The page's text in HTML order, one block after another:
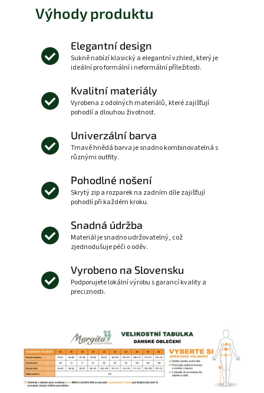
Výhody produktu
Elegantní design
Sukně nabízí klasický a elegantní vzhled, který je
ideální pro formální i neformální příležitosti.
Kvalitní materiály
Vyrobena z odolných materiálů, které zajišťují
pohodlí a dlouhou životnost.
Univerzální barva
Tmavě hnědá barva je snadno kombinovatelná s
různými outfity.
Pohodlné nošení
Skrytý zip a rozparek na zadním díle zajišťují
pohodlí při každém kroku.
Snadná údržba
Materiál je snadno udržovatelný, což
zjednodušuje péči o oděv.
Vyrobeno na Slovensku
Podporujete lokální výrobu s garancí kvality a
preciznosti.